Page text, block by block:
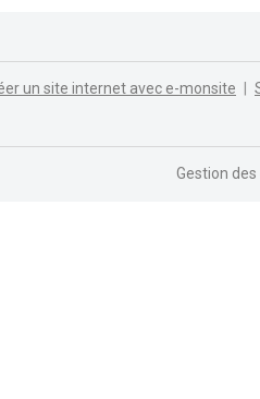
un site internet avec e-monsite
Gestion des